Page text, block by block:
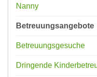
Nanny
Betreuungsangebote
Betreuungsgesuche
Dringende